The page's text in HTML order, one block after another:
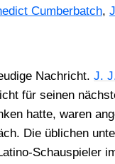
Cumberbatch,
Nach­richt. J.
für sei­nen
hat­te, waren
Die übli­chen
Schau­spie­ler